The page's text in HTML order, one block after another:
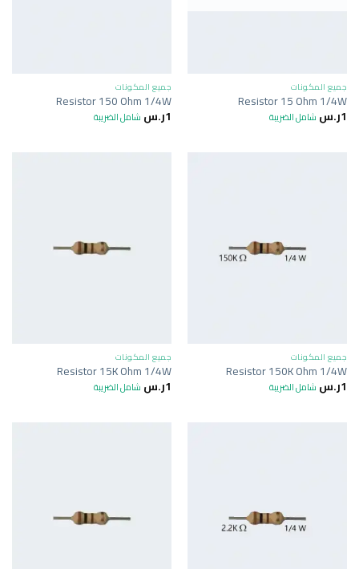
جميع المكونات
Resistor 15 Ohm 1/4W
1ر.س شامل الضريبة
جميع المكونات
Resistor 150 Ohm 1/4W
1ر.س شامل الضريبة
جميع المكونات
Resistor 150K Ohm 1/4W
1ر.س شامل الضريبة
جميع المكونات
Resistor 15K Ohm 1/4W
1ر.س شامل الضريبة